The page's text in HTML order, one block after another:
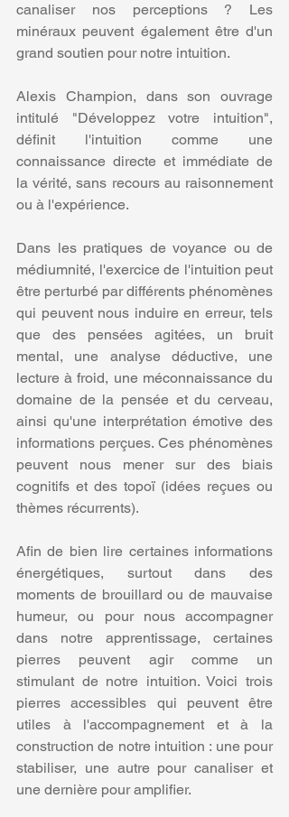
canaliser nos perceptions ? Les
minéraux peuvent également être d'un
grand soutien pour notre intuition.
Alexis Champion, dans son ouvrage
intitulé "Développez votre intuition",
définit l'intuition comme une
connaissance directe et immédiate de
la vérité, sans recours au raisonnement
ou à l'expérience.
Dans les pratiques de voyance ou de
médiumnité, l'exercice de l'intuition peut
être perturbé par différents phénomènes
qui peuvent nous induire en erreur, tels
que des pensées agitées, un bruit
mental, une analyse déductive, une
lecture à froid, une méconnaissance du
domaine de la pensée et du cerveau,
ainsi qu'une interprétation émotive des
informations perçues. Ces phénomènes
peuvent nous mener sur des biais
cognitifs et des topoï (idées reçues ou
thèmes récurrents).
Afin de bien lire certaines informations
énergétiques, surtout dans des
moments de brouillard ou de mauvaise
humeur, ou pour nous accompagner
dans notre apprentissage, certaines
pierres peuvent agir comme un
stimulant de notre intuition. Voici trois
pierres accessibles qui peuvent être
utiles à l'accompagnement et à la
construction de notre intuition : une pour
stabiliser, une autre pour canaliser et
une dernière pour amplifier.